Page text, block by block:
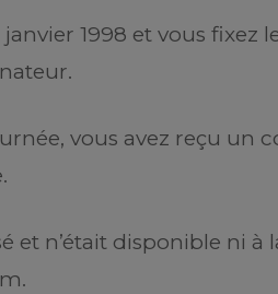
1998 et vous
vous avez reçu un
et n’était disponible ni